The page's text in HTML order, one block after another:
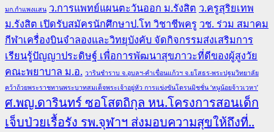
มก.กำแพงแสน ว.การแพทย์แผนตะวันออก ม.รังสิต ว.ครูสุริยเทพ
ม.รังสิต เปิดรับสมัครนักศึกษาป.โท วิชาชีพครู วช. ร่วม สมาคม
กีฬาเครื่องบินจำลองและวิทยุบังคับ จัดกิจกรรมส่งเสริมการ
เรียนรู้ปัญญาประดิษฐ์ เพื่อการพัฒนาสุขภาวะที่ดีของผู้สูงวัย
คณะพยาบาล ม.อ. วารินชำราบ จ.อุบลฯ-คำเขื่อนแก้วฯ จ.ยโสธร-พระปฐมวิทยาลัย
คว้าถ้วยพระราชทานพระบาทสมเด็จพระเจ้าอยู่หัว การแข่งขันโดรนมิชชั่น ‘หนูน้อยจ้าวเวหา’
ศ.พญ.ดารินทร์ ซอโสตถิกุล หน.โครงการสอนเด็ก
เจ็บป่วยเรื้อรัง รพ.จุฬาฯ ส่งมอบความสุขให้ถึงที่..